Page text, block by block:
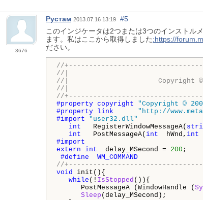
3676
Рустам 2013.07.16 13:19
#5
このインジケータは2つまたは3つのインストル
ます。私はここから取得しました:https://
ださい。
//
//|
//|
//|
//
#property copyright "Copyright ©
#property link "http://
#import "user32.dll"
int RegisterWindowMessageA(
int PostMessageA( int hWnd, int
#import
extern
int delay_MSecond = 200 ;
#define
//
void init(){
while (! IsStopped ()){
PostMessageA (WindowHandle (
Sleep (delay_MSecond);